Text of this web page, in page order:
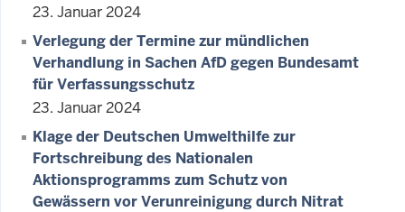
23. Januar 2024
Verlegung der Termine zur mündlichen
Verhandlung in Sachen AfD gegen Bundesamt
für Verfassungsschutz
23. Januar 2024
Klage der Deutschen Umwelthilfe zur
Fortschreibung des Nationalen
Aktionsprogramms zum Schutz von
Gewässern vor Verunreinigung durch Nitrat